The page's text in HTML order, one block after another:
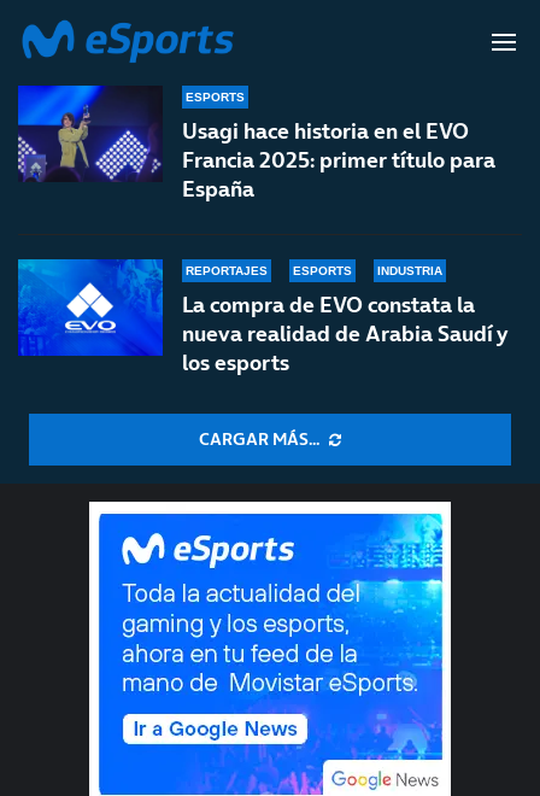
EVO
ESPORTS
Usagi hace historia en el EVO
Francia 2025: primer título para
España
REPORTAJES ESPORTS INDUSTRIA
La compra de EVO constata la
nueva realidad de Arabia Saudí y
los esports
CARGAR MÁS...